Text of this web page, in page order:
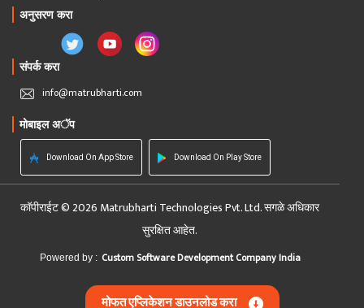
अनुसरण करा
संपर्क करा
info@matrubharti.com
मोबाइल अॅप
Download On App Store Download On Play Store
कॉपीराईट © 2026 Matrubharti Technologies Pvt. Ltd. सगळे अधिकार
सुरक्षित आहेत.
Powered by : Custom Software Development Company India
मोफत एप्लिकेशन डाउनलोड करा